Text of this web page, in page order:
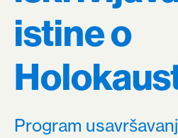
istine o
Program